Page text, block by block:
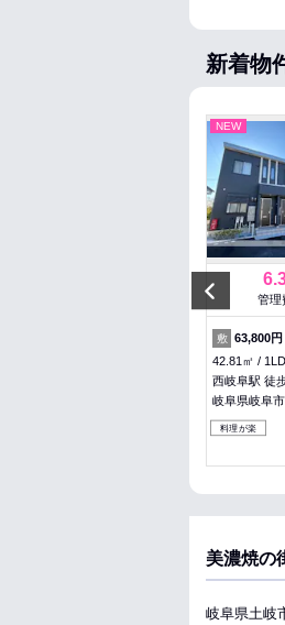
新着物
Previous
NEW
管理
敷 63,800円
42.81㎡
西岐阜駅 徒
岐阜県岐阜
料理が楽
美濃焼の
岐阜県土岐